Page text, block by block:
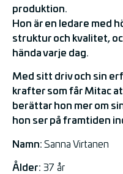
produktion.
Hon är en ledare med
struktur och kvalitet,
hända varje dag.
Med sitt driv och sin
krafter som får Mitac
berättar hon mer om
hon ser på framtiden
Namn: Sanna Virtanen
Ålder: 37 år